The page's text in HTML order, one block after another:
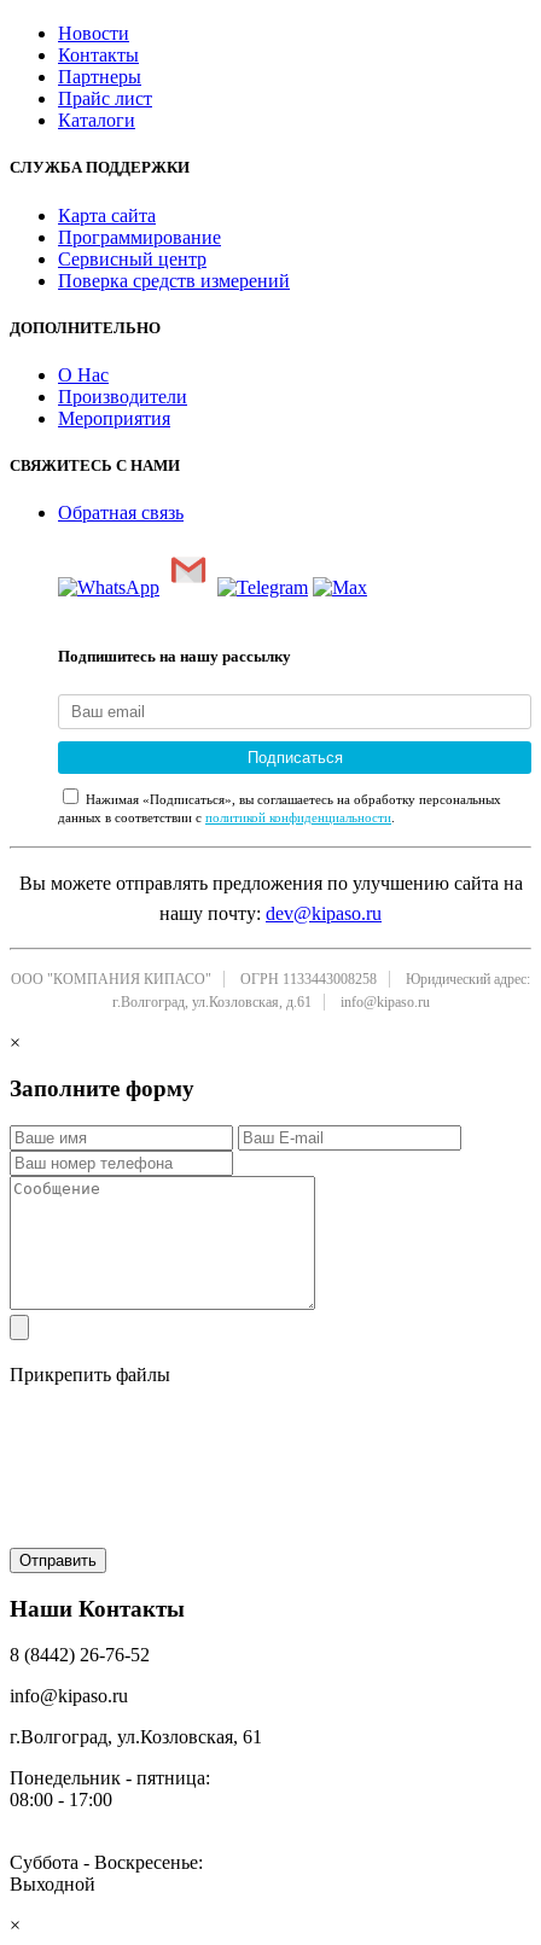
Новости
Контакты
Партнеры
Прайс лист
Каталоги
СЛУЖБА ПОДДЕРЖКИ
Карта сайта
Программирование
Сервисный центр
Поверка средств измерений
ДОПОЛНИТЕЛЬНО
О Нас
Производители
Мероприятия
СВЯЖИТЕСЬ С НАМИ
Обратная связь
Подпишитесь на нашу рассылку
Подписаться
Нажимая «Подписаться», вы соглашаетесь на обработку персональных
данных в соответствии с политикой конфиденциальности
Вы можете отправлять предложения по улучшению сайта на
нашу почту: dev@kipaso.ru
ООО "КОМПАНИЯ КИПАСО" ОГРН 1133443008258
Юридический адрес:
г.Волгоград, ул.Козловская, д.61
info@kipaso.ru
×
Заполните форму
Прикрепить файлы
Наши Контакты
8 (8442) 26-76-52
info@kipaso.ru
г.Волгоград, ул.Козловская, 61
Понедельник - пятница:
08:00 - 17:00
Суббота - Воскресенье:
Выходной
×